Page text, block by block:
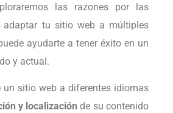
las razones por las
adaptar tu sitio web a múltiples
ayudarte a tener éxito en un
y actual.
un sitio web a diferentes idiomas
y localización de su contenido